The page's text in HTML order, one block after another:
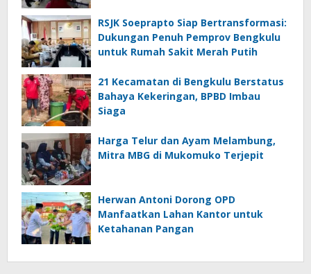
RSJK Soeprapto Siap Bertransformasi:
Dukungan Penuh Pemprov Bengkulu
untuk Rumah Sakit Merah Putih
21 Kecamatan di Bengkulu Berstatus
Bahaya Kekeringan, BPBD Imbau
Siaga
Harga Telur dan Ayam Melambung,
Mitra MBG di Mukomuko Terjepit
Herwan Antoni Dorong OPD
Manfaatkan Lahan Kantor untuk
Ketahanan Pangan